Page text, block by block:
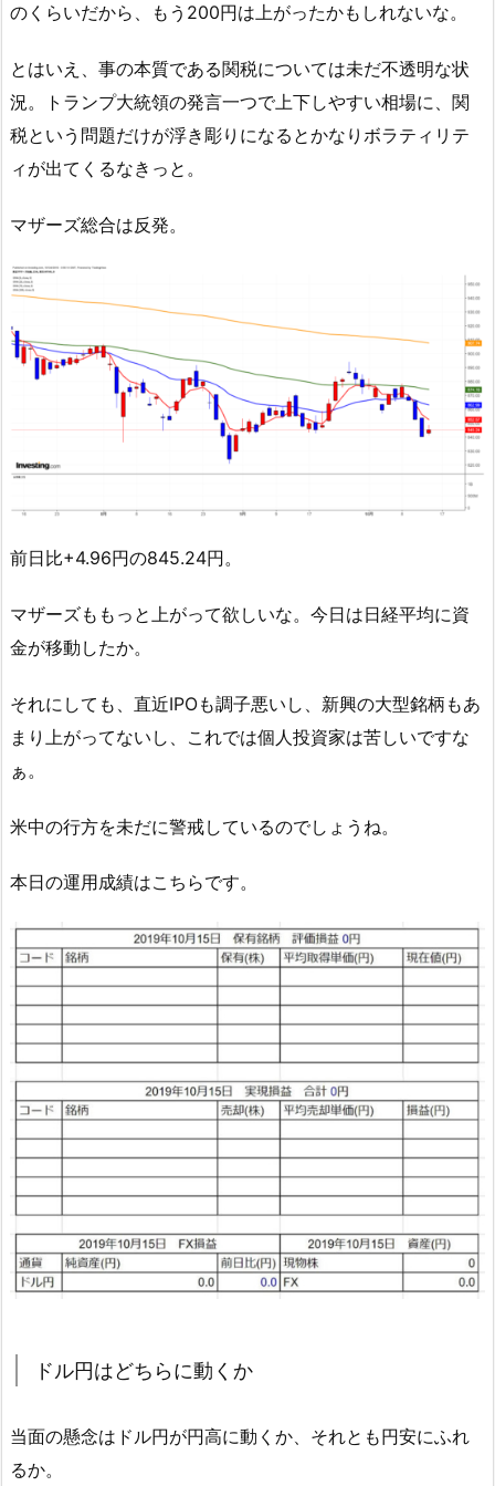
のくらいだから、もう200円は上がったかもしれないな。
とはいえ、事の本質である関税については未だ不透明な状
況。トランプ大統領の発言一つで上下しやすい相場に、関
税という問題だけが浮き彫りになるとかなりボラティリテ
ィが出てくるなきっと。
マザーズ総合は反発。
前日比+4.96円の845.24円。
マザーズももっと上がって欲しいな。今日は日経平均に資
金が移動したか。
それにしても、直近IPOも調子悪いし、新興の大型銘柄もあ
まり上がってないし、これでは個人投資家は苦しいですな
ぁ。
米中の行方を未だに警戒しているのでしょうね。
本日の運用成績はこちらです。
ドル円はどちらに動くか
当面の懸念はドル円が円高に動くか、それとも円安にふれ
るか。